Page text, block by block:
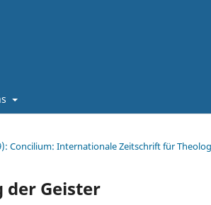
Concilium: Internationale Zeitschrift für
der Geister